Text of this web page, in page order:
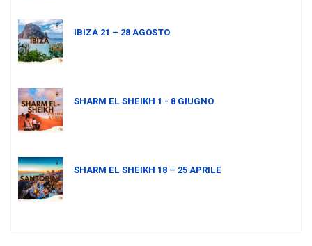
IBIZA 21 – 28 AGOSTO
SHARM EL SHEIKH 1 - 8 GIUGNO
SHARM EL SHEIKH 18 – 25 APRILE